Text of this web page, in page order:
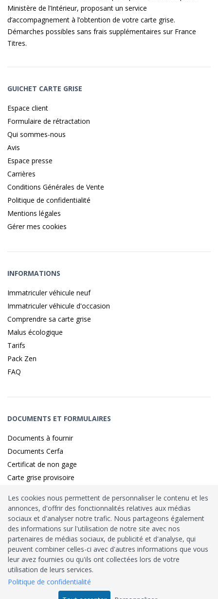
Ministère de l’Intérieur, proposant un service
d’accompagnement à l’obtention de votre carte grise.
Démarches possibles sans frais supplémentaires sur France
Titres.
GUICHET CARTE GRISE
Espace client
Formulaire de rétractation
Qui sommes-nous
Avis
Espace presse
Carrières
Conditions Générales de Vente
Politique de confidentialité
Mentions légales
Gérer mes cookies
INFORMATIONS
Immatriculer véhicule neuf
Immatriculer véhicule d'occasion
Comprendre sa carte grise
Malus écologique
Tarifs
Pack Zen
FAQ
DOCUMENTS ET FORMULAIRES
Documents à fournir
Documents Cerfa
Certificat de non gage
Carte grise provisoire
Identité sécurisé parFranceConnect
Habilitation Ministère de l’Intérieur : n°212900
AgrémentTrésor Public: n°52480
Tous droits réservés © 2026
Les cookies nous permettent de personnaliser le contenu et les
annonces, d'offrir des fonctionnalités relatives aux médias
sociaux et d'analyser notre trafic. Nous partageons également
des informations sur l'utilisation de notre site avec nos
partenaires de médias sociaux, de publicité et d'analyse, qui
peuvent combiner celles-ci avec d'autres informations que vous
leur avez fournies ou qu'ils ont collectées lors de votre
utilisation de leurs services.
Politique de confidentialité